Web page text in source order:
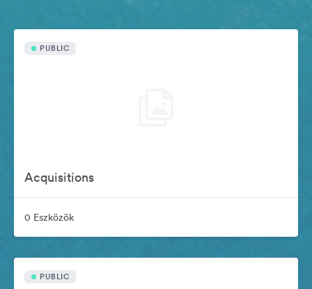
PUBLIC
Acquisitions
0 Eszközök
PUBLIC